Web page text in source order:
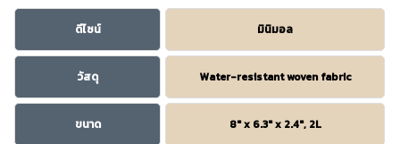
ดีไซน์ มินิมอล
วัสดุ Water-resistant woven fabric
ขนาด 8″ x 6.3″ x 2.4″, 2L